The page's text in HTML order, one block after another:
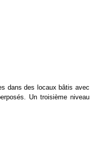
dans des locaux bâtis avec
Un troisième niveau